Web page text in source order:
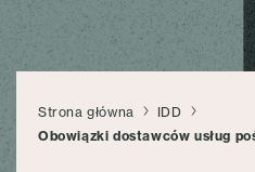
Strona główna
IDD
Obowiązki dostawców usług